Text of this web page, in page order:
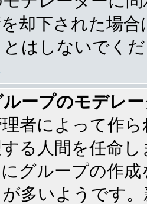
却下された場
はしないでく
ープのモデレ
者によって作
る人間を任命
グループの作
多いようです